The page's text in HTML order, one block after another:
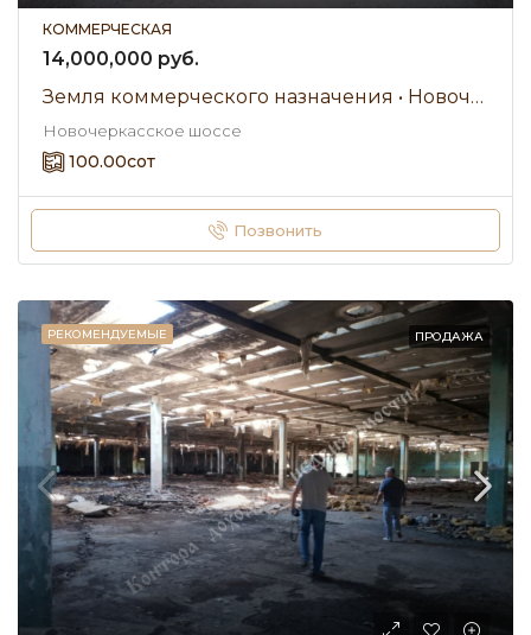
КОММЕРЧЕСКАЯ
14,000,000 руб.
Земля коммерческого назначения • Новочеркасское шоссе • Продажа
Новочеркасское шоссе
100.00сот
Позвонить
РЕКОМЕНДУЕМЫЕ ПРОДАЖА